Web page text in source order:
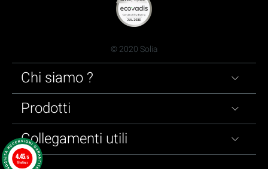
© 2020 Solia
Chi siamo ?
Prodotti
Collegamenti utili
4.45/5
16 ratings